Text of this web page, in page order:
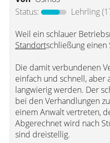
Status:
Lehrling
Weil ein schlauer
Standortschließung einen
Die damit verbundenen
einfach und schnell, aber
langwierig werden. Der
bei den Verhandlungen
einem Anwalt vertreten,
Abgerechnet wird nach
sind dreistellig.